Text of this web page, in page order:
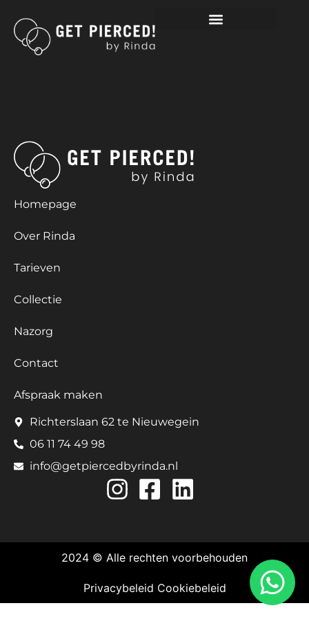
TRAGUS, HELIX 1.2MM IN
BIOPLAST
Homepage
Over Rinda
Tarieven
Collectie
Nazorg
Contact
Afspraak maken
Richterslaan 62 te Nieuwegein
06 11 74 49 98
info@getpiercedbyrinda.nl
2024 © Alle rechten voorbehouden
Privacybeleid Cookiebeleid